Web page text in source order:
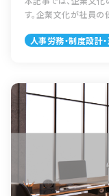
す。企業文化が社員の
文化を評価制度や採用
人事労務・制度設計